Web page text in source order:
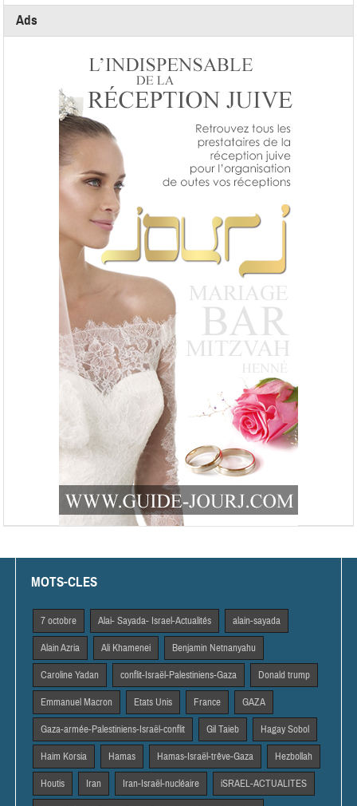
Ads
MOTS-CLES
7 octobre Alai- Sayada- Israel-Actualités alain-sayada
Alain Azria Ali Khamenei Benjamin Netnanyahu
Caroline Yadan conflit-Israël-Palestiniens-Gaza Donald trump
Emmanuel Macron Etats Unis France GAZA
Gaza-armée-Palestiniens-Israël-conflit Gil Taieb Hagay Sobol
Haim Korsia Hamas Hamas-Israël-trêve-Gaza Hezbollah
Houtis Iran Iran-Israël-nucléaire iSRAEL-ACTUALITES